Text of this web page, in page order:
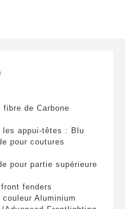
pour recevoir
qu’un véhicule
sera disponible.
EN
fibre de Carbone
les appui-têtes : Blu
pour coutures
pour partie supérieure
fenders
Aluminium